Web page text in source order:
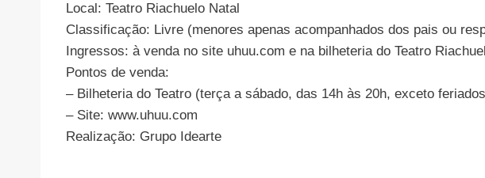
Local: Teatro Riachuelo Natal
Classificação: Livre (menores apenas acompanhados dos pais ou
Ingressos: à venda no site uhuu.com e na bilheteria do Teatro
Pontos de venda:
– Bilheteria do Teatro (terça a sábado, das 14h às 20h, exceto
– Site: www.uhuu.com
Realização: Grupo Idearte